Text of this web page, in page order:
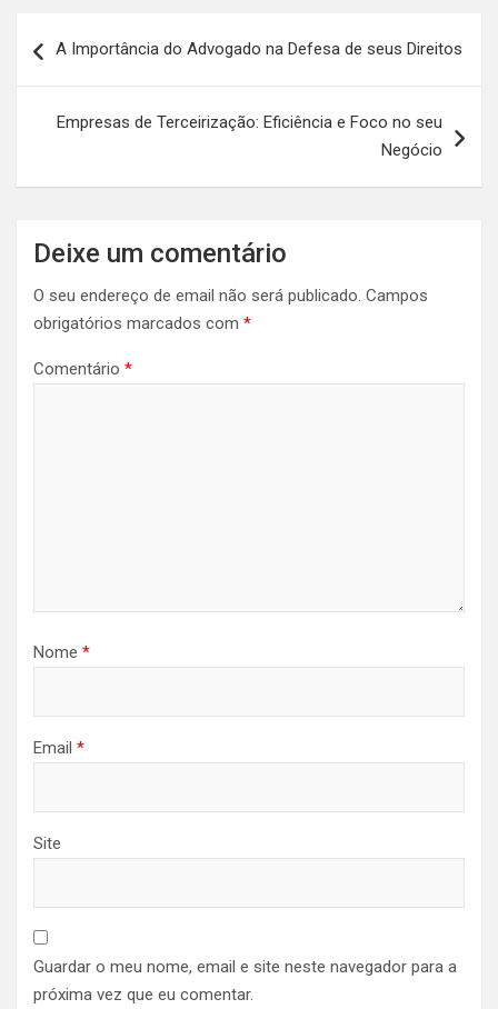
de
A Importância do Advogado na Defesa de seus Direitos
Empresas de Terceirização: Eficiência e Foco no seu
Negócio
Deixe um comentário
O seu endereço de email não será publicado. Campos
obrigatórios marcados com *
Comentário *
Nome *
Email *
Site
Guardar o meu nome, email e site neste navegador para a
próxima vez que eu comentar.